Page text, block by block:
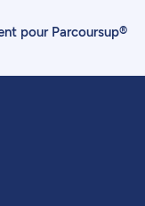
pour Parcoursup®